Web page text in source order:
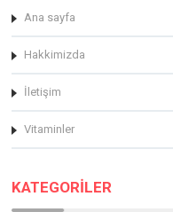
Ana sayfa
Hakkimizda
İletişim
Vitaminler
KATEGORİLER